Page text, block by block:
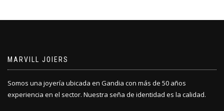
MARVILL JOIERS
Somos una joyería ubicada en Gandia con más de 50 años
experiencia en el sector. Nuestra seña de identidad es la calidad.